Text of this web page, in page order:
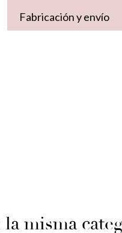
Fabricación y envío
misma